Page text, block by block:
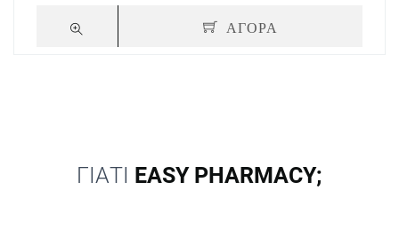
ΑΓΟΡΑ
ΓΙΑΤΙ EASY PHARMACY;